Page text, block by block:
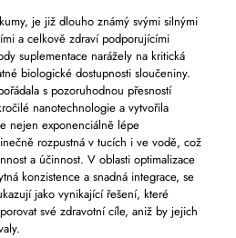
je již dlouho známý svými silnými
a celkově zdraví podporujícími
suplementace narážely na kritická
biologické dostupnosti sloučeniny.
s pozoruhodnou přesností
nanotechnologie a vytvořila
nejen exponenciálně lépe
rozpustná v tucích i ve vodě, což
a účinnost. V oblasti optimalizace
konzistence a snadná integrace, se
jako vynikající řešení, které
své zdravotní cíle, aniž by jejich